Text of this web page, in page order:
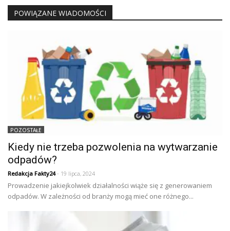
POWIĄZANE WIADOMOŚCI
POZOSTAŁE
Kiedy nie trzeba pozwolenia na wytwarzanie
odpadów?
Redakcja Fakty24- 19 lipca, 2024
Prowadzenie jakiejkolwiek działalności wiąże się z generowaniem
odpadów. W zależności od branży mogą mieć one różnego...